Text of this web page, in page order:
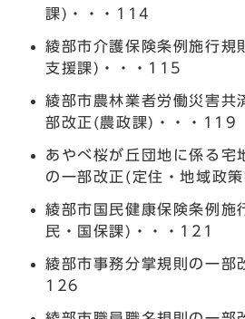
課)・・・114
綾部市介護保険条例施行規
支援課)・・・115
綾部市農林業者労働災害共
部改正(農政課)・・・119
あやべ桜が丘団地に係る宅
の一部改正(定住・地域政
綾部市国民健康保険条例施
民・国保課)・・・121
綾部市事務分掌規則の一部
126